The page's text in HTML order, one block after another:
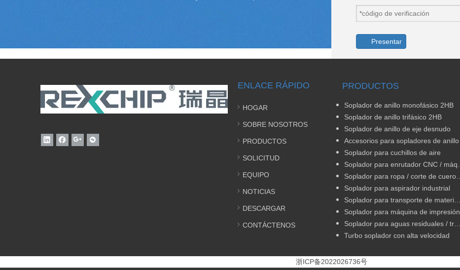
Presentar
ENLACE RÁPIDO
HOGAR
SOBRE NOSOTROS
PRODUCTOS
SOLICITUD
EQUIPO
NOTICIAS
DESCARGAR
CONTÁCTENOS
PRODUCTOS
Soplador de anillo monofásico 2HB
Soplador de anillo trifásico 2HB
Soplador de anillo de eje desnudo
Accesorios para sopladores de anillo
Soplador para cuchillos de aire
Soplador para aspirador industrial
Soplador para máquina de impresión
Turbo soplador con alta velocidad
浙ICP备2022026736号